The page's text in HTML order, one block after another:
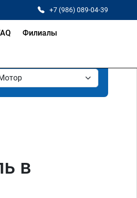
+7 (986) 089-04-39
Филиалы
в